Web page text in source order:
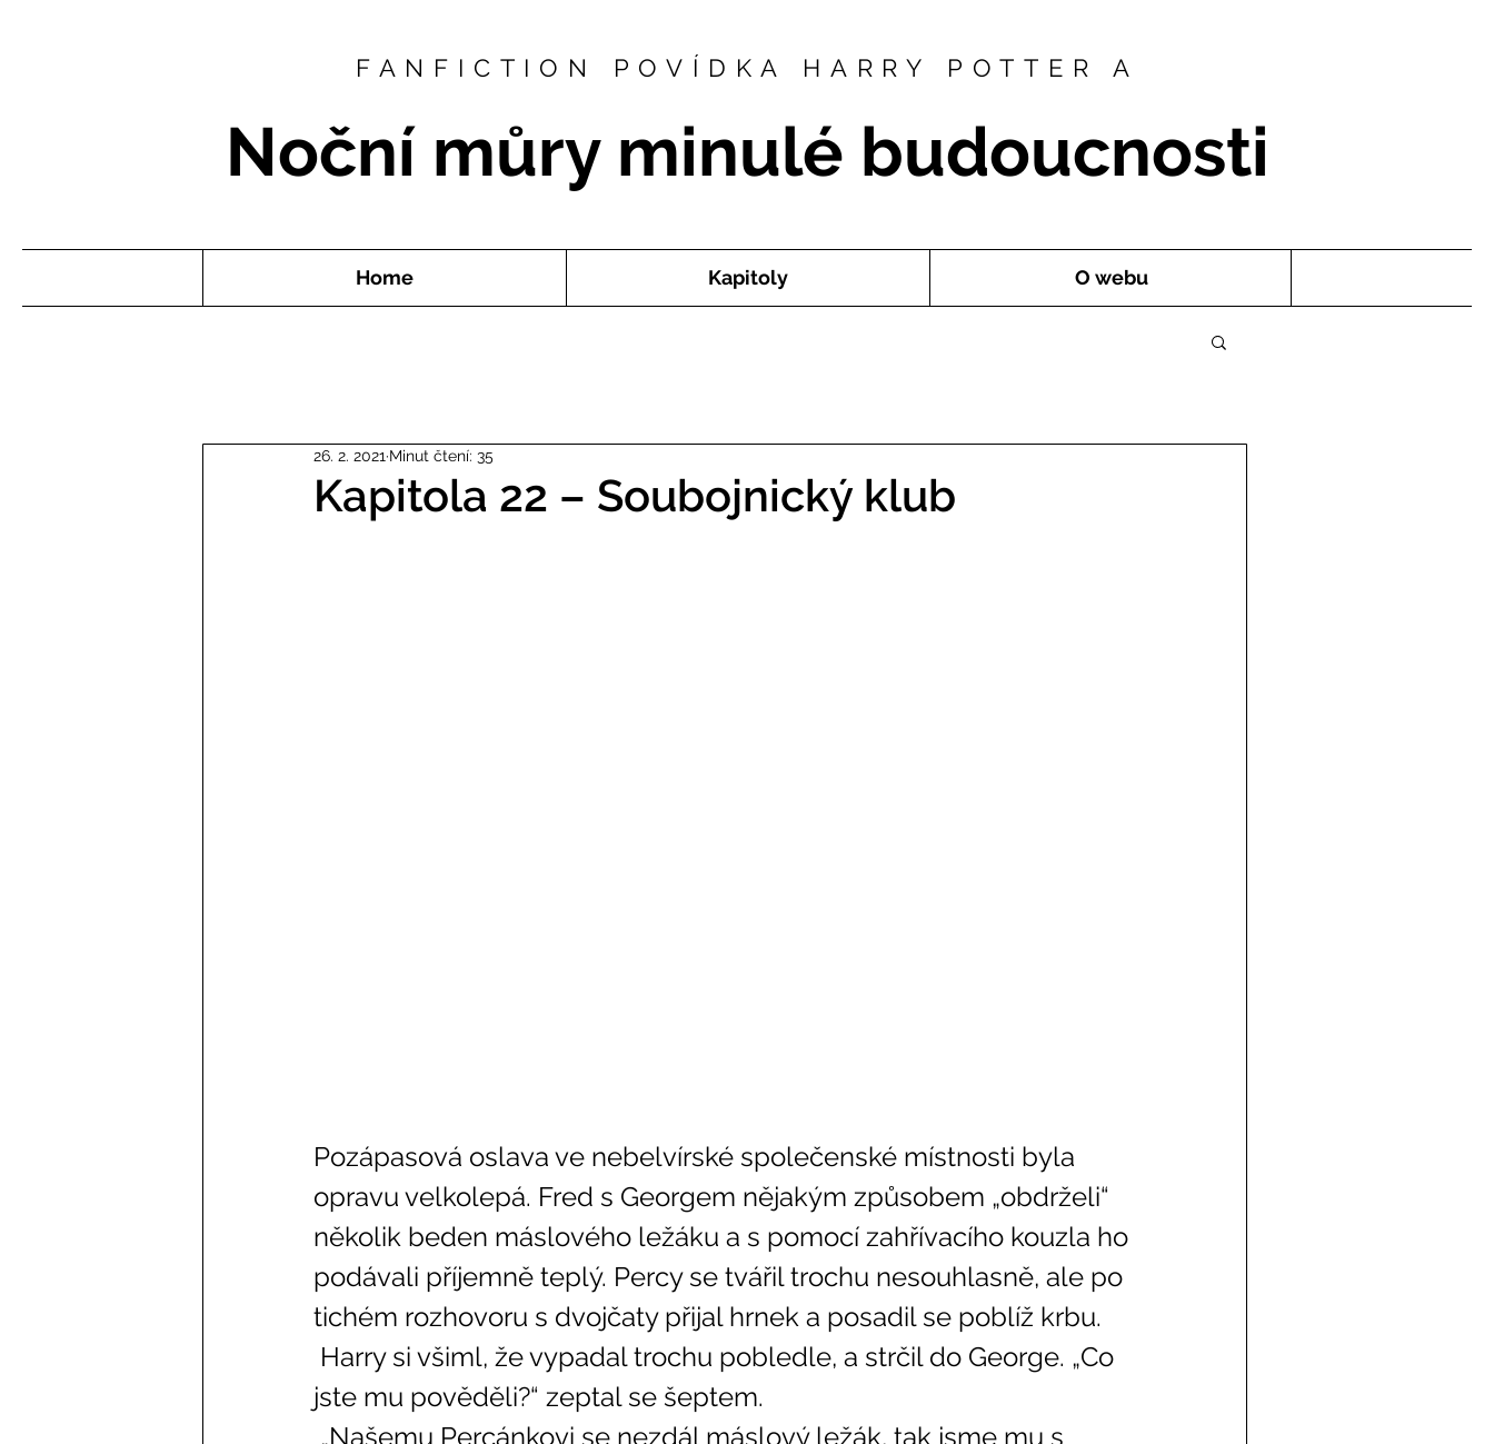
FANFICTION POVÍDKA HARRY POTTER A
Noční můry minulé budoucnosti
Home Kapitoly O webu
Kapitola 22 – Soubojnický klub
26. 2. 2021 Minut čtení: 35
Pozápasová oslava ve nebelvírské společenské místnosti byla
opravu velkolepá. Fred s Georgem nějakým způsobem „obdrželi“
několik beden máslového ležáku a s pomocí zahřívacího kouzla ho
podávali příjemně teplý. Percy se tvářil trochu nesouhlasně, ale po
tichém rozhovoru s dvojčaty přijal hrnek a posadil se poblíž krbu.
jste mu pověděli?“ zeptal se šeptem.